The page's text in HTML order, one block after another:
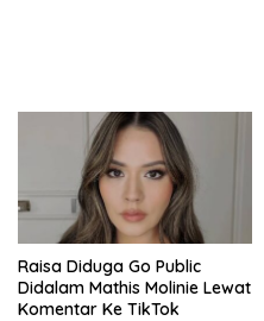
Raisa Diduga Go Public
Didalam Mathis Molinie Lewat
Komentar Ke TikTok